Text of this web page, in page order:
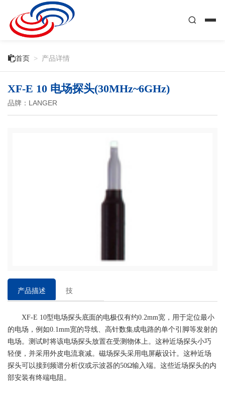
首页 > 产品详情
XF-E 10 电场探头(30MHz~6GHz)
品牌：LANGER
产品描述
技
参
数
XF-E 10型电场探头底面的电极仅有约0.2mm宽，用于定位最小
的电场，例如0.1mm宽的导线、高针数集成电路的单个引脚等发射的
电场。测试时将该电场探头放置在受测物体上。这种近场探头小巧
轻便，并采用外皮电流衰减。磁场探头采用电屏蔽设计。这种近场
探头可以接到频谱分析仪或示波器的50Ω输入端。这些近场探头的内
部安装有终端电阻。